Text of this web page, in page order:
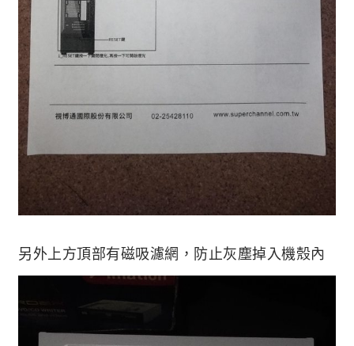
另外上方頂部有磁吸濾網，防止灰塵掉入機殼內